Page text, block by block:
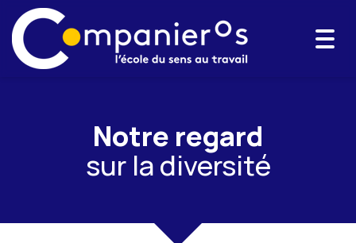
Notre regard
sur la diversité